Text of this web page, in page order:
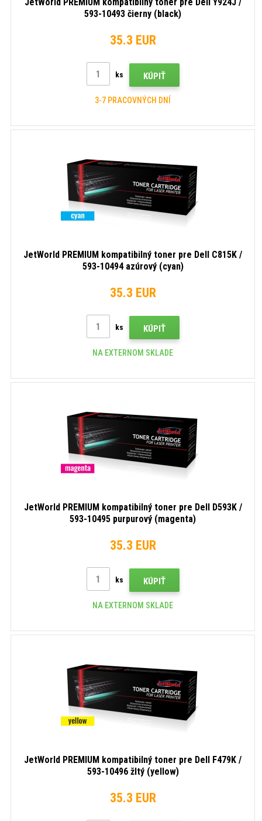
593-10493 čierny (black)
35.3 EUR
ks KÚPIŤ
3-7 PRACOVNÝCH DNÍ
JetWorld PREMIUM kompatibilný toner pre Dell C815K /
593-10494 azúrový (cyan)
35.3 EUR
ks KÚPIŤ
NA EXTERNOM SKLADE
JetWorld PREMIUM kompatibilný toner pre Dell D593K /
593-10495 purpurový (magenta)
35.3 EUR
ks KÚPIŤ
NA EXTERNOM SKLADE
JetWorld PREMIUM kompatibilný toner pre Dell F479K /
593-10496 žltý (yellow)
35.3 EUR